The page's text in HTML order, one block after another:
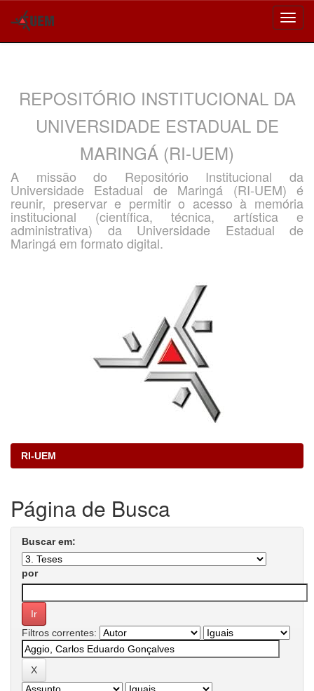
REPOSITÓRIO INSTITUCIONAL DA
UNIVERSIDADE ESTADUAL DE
MARINGÁ (RI-UEM)
A missão do Repositório Institucional da
Universidade Estadual de Maringá (RI-UEM) é
reunir, preservar e permitir o acesso à memória
institucional (científica, técnica, artística e
administrativa) da Universidade Estadual de
Maringá em formato digital.
RI-UEM
Página de Busca
Buscar em:
por
Filtros correntes: